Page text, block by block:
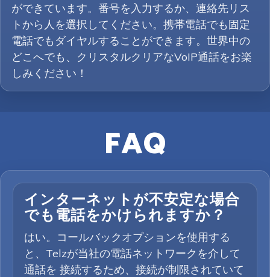
ができています。番号を入力するか、連絡先リス
トから人を選択してください。携帯電話でも固定
電話でもダイヤルすることができます。世界中の
どこへでも、クリスタルクリアなVoIP通話をお楽
しみください！
FAQ
インターネットが不安定な場合
でも電話をかけられますか？
はい。コールバックオプションを使用する
と、Telzが当社の電話ネットワークを介して
通話を 接続するため、接続が制限されていて